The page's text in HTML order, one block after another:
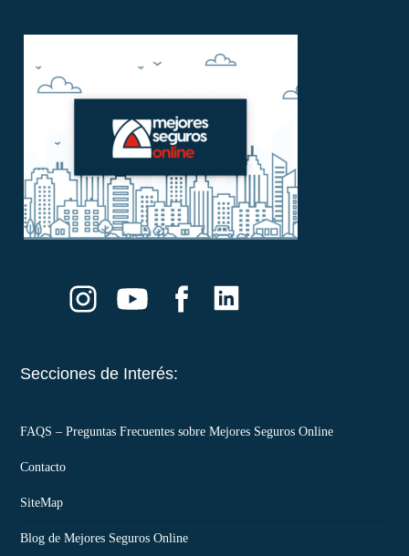
Secciones de Interés:
FAQS – Preguntas Frecuentes sobre Mejores Seguros Online
Contacto
SiteMap
Blog de Mejores Seguros Online